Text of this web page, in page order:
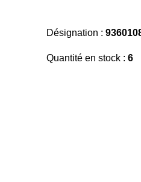
Désignation :
Quantité en stock : 6